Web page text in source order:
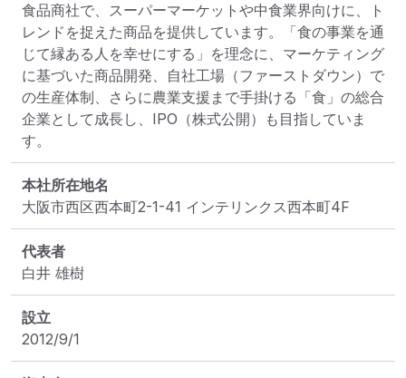
食品商社で、スーパーマーケットや中食業界向けに、ト
レンドを捉えた商品を提供しています。「食の事業を通
じて縁ある人を幸せにする」を理念に、マーケティング
に基づいた商品開発、自社工場（ファーストダウン）で
の生産体制、さらに農業支援まで手掛ける「食」の総合
企業として成長し、IPO（株式公開）も目指していま
す。
本社所在地名
大阪市西区西本町2-1-41 インテリンクス西本町4F
代表者
白井 雄樹
設立
2012/9/1